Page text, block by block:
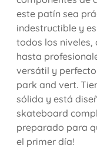
este patín sea
indestructible y
todos los niveles,
hasta
versátil y
park and vert.
sólida y está
skateboard
preparado para
el primer día!